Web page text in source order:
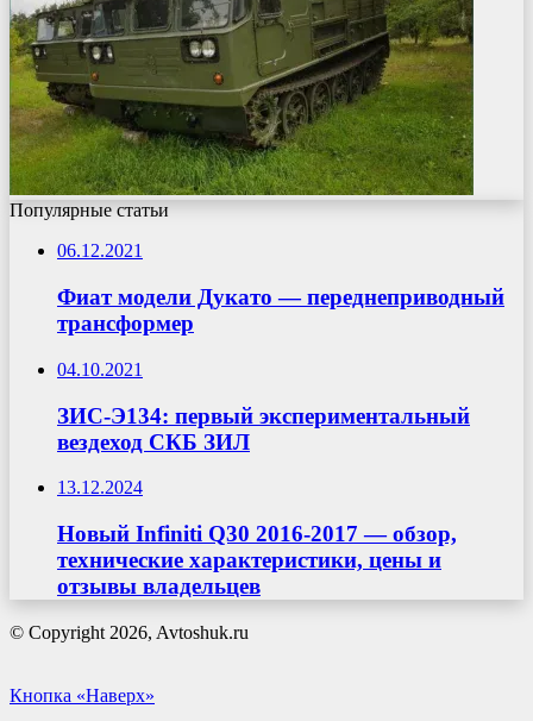
Популярные статьи
06.12.2021
Фиат модели Дукато — переднеприводный
трансформер
04.10.2021
ЗИС-Э134: первый экспериментальный
вездеход СКБ ЗИЛ
13.12.2024
Новый Infiniti Q30 2016-2017 — обзор,
технические характеристики, цены и
отзывы владельцев
© Copyright 2026, Avtoshuk.ru
Кнопка «Наверх»